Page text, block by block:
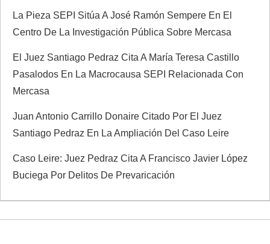
La Pieza SEPI Sitúa A José Ramón Sempere En El
Centro De La Investigación Pública Sobre Mercasa
El Juez Santiago Pedraz Cita A María Teresa Castillo
Pasalodos En La Macrocausa SEPI Relacionada Con
Mercasa
Juan Antonio Carrillo Donaire Citado Por El Juez
Santiago Pedraz En La Ampliación Del Caso Leire
Caso Leire: Juez Pedraz Cita A Francisco Javier López
Buciega Por Delitos De Prevaricación